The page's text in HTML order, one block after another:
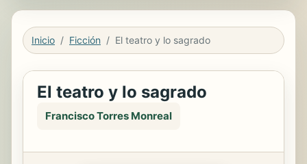
Inicio Ficción El teatro y lo sagrado
El teatro y lo sagrado
Francisco Torres Monreal